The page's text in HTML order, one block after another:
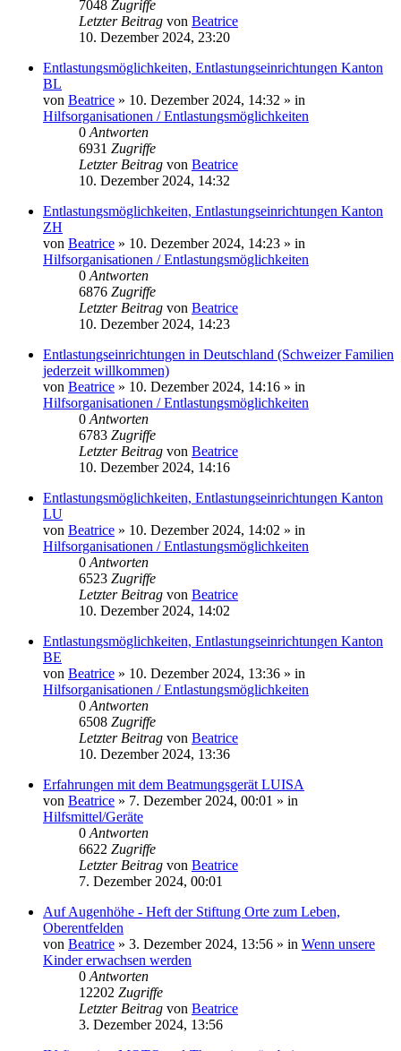
7048 Zugriffe
Letzter Beitrag von Beatrice
10. Dezember 2024, 23:20
Entlastungsmöglichkeiten, Entlastungseinrichtungen Kanton
BL
von Beatrice » 10. Dezember 2024, 14:32 » in
Hilfsorganisationen / Entlastungsmöglichkeiten
0 Antworten
6931 Zugriffe
Letzter Beitrag von Beatrice
10. Dezember 2024, 14:32
Entlastungsmöglichkeiten, Entlastungseinrichtungen Kanton
ZH
von Beatrice » 10. Dezember 2024, 14:23 » in
Hilfsorganisationen / Entlastungsmöglichkeiten
0 Antworten
6876 Zugriffe
Letzter Beitrag von Beatrice
10. Dezember 2024, 14:23
Entlastungseinrichtungen in Deutschland (Schweizer Familien
jederzeit willkommen)
von Beatrice » 10. Dezember 2024, 14:16 » in
Hilfsorganisationen / Entlastungsmöglichkeiten
0 Antworten
6783 Zugriffe
Letzter Beitrag von Beatrice
10. Dezember 2024, 14:16
Entlastungsmöglichkeiten, Entlastungseinrichtungen Kanton
LU
von Beatrice » 10. Dezember 2024, 14:02 » in
Hilfsorganisationen / Entlastungsmöglichkeiten
0 Antworten
6523 Zugriffe
Letzter Beitrag von Beatrice
10. Dezember 2024, 14:02
Entlastungsmöglichkeiten, Entlastungseinrichtungen Kanton
BE
von Beatrice » 10. Dezember 2024, 13:36 » in
Hilfsorganisationen / Entlastungsmöglichkeiten
0 Antworten
6508 Zugriffe
Letzter Beitrag von Beatrice
10. Dezember 2024, 13:36
Erfahrungen mit dem Beatmungsgerät LUISA
von Beatrice » 7. Dezember 2024, 00:01 » in
Hilfsmittel/Geräte
0 Antworten
6622 Zugriffe
Letzter Beitrag von Beatrice
7. Dezember 2024, 00:01
Auf Augenhöhe - Heft der Stiftung Orte zum Leben,
Oberentfelden
von Beatrice » 3. Dezember 2024, 13:56 » in Wenn unsere
Kinder erwachsen werden
0 Antworten
12202 Zugriffe
Letzter Beitrag von Beatrice
3. Dezember 2024, 13:56